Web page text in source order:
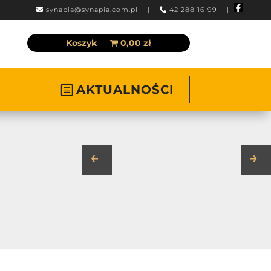
synapia@synapia.com.pl | 42 288 16 99 |
Koszyk 0,00 zł
AKTUALNOŚCI
← →